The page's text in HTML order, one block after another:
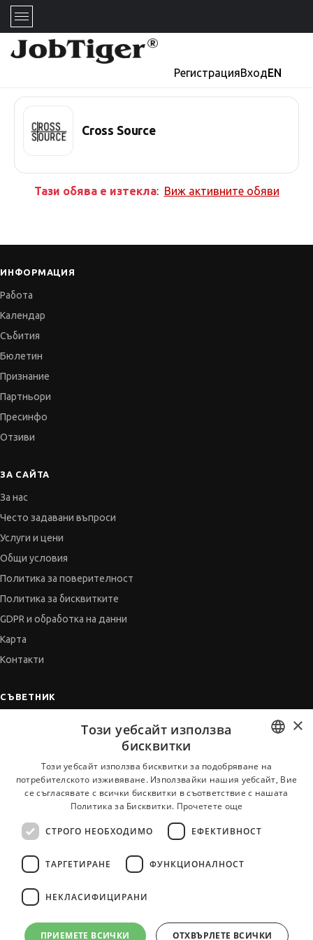
РегистрацияВходEN
Cross Source
Тази обява е изтекла: Виж активните обяви
ИНФОРМАЦИЯ
Работа
Календар
Събития
Бюлетин
Признание
Партньори
Пресинфо
Отзиви
ЗА САЙТА
За нас
Често задавани въпроси
Услуги и цени
Общи условия
Политика за поверителност
Политика за бисквитките
GDPR и обработка на данни
Карта
Контакти
СЪВЕТНИК
Когато получим оферта
Vihra AI
За новодошли
Всички услуги на JobTiger
BULGARIAN
ENGLISH
×
Този уебсайт използва
бисквитки
Този уебсайт използва бисквитки за подобряване на
потребителското изживяване. Използвайки нашия уебсайт, Вие
се съгласявате с всички бисквитки в съответствие с нашата
Политика за Бисквитки. Прочетете още
СТРОГО НЕОБХОДИМО ЕФЕКТИВНОСТ
ТАРГЕТИРАНЕ ФУНКЦИОНАЛНОСТ
НЕКЛАСИФИЦИРАНИ
ПРИЕМЕТЕ ВСИЧКИ ОТХВЪРЛЕТЕ ВСИЧКИ